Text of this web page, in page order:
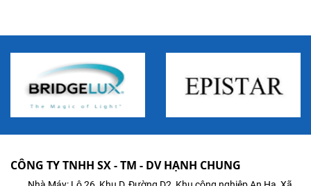
CÔNG TY TNHH SX - TM - DV HẠNH CHUNG